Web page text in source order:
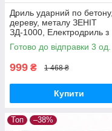
Дриль ударний по бетону,
дереву, металу ЗЕНІТ
ЗД-1000, Електродриль з
регулюванням швидкості
Готово до відправки 3 од.
999 ₴ 1 468 ₴
Купити
Топ –38%